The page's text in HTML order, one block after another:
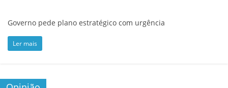
Governo pede plano estratégico com urgência
Ler mais